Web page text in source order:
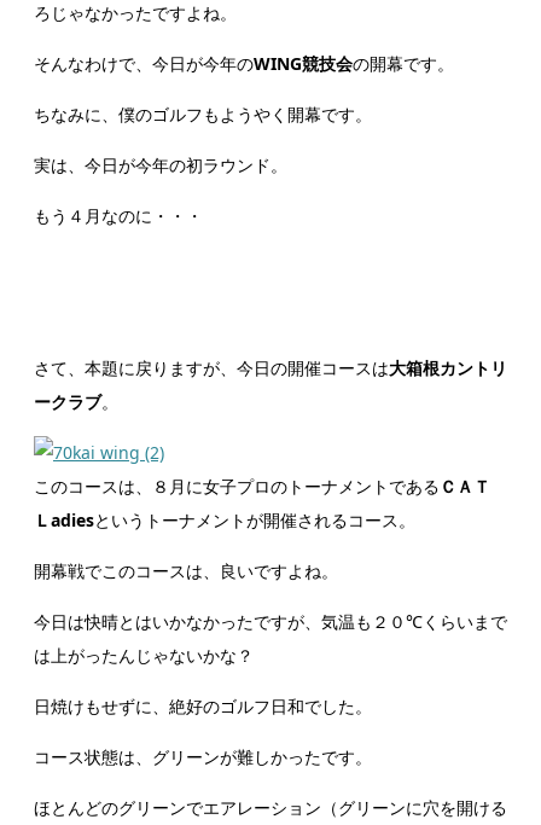
ろじゃなかったですよね。
そんなわけで、今日が今年のWING競技会の開幕です。
ちなみに、僕のゴルフもようやく開幕です。
実は、今日が今年の初ラウンド。
もう４月なのに・・・
さて、本題に戻りますが、今日の開催コースは大箱根カントリ
ークラブ。
このコースは、８月に女子プロのトーナメントである ＣＡＴ
Ｌadiesというトーナメントが開催されるコース。
開幕戦でこのコースは、良いですよね。
今日は快晴とはいかなかったですが、気温も２０℃くらいまで
は上がったんじゃないかな？
日焼けもせずに、絶好のゴルフ日和でした。
コース状態は、グリーンが難しかったです。
ほとんどのグリーンでエアレーション（グリーンに穴を開ける